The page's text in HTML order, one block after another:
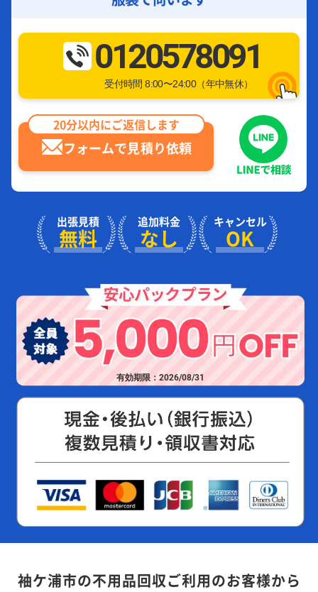
0120578091
受付時間 8:00〜24:00（年中無休）
フォームで見積り依頼
20分以内にご返信します
出張見積
無料
追加料金
なし
キャンセル
OK
有効期限：2026/08/31
袖ケ浦市の不用品回収ご利用のお客様から